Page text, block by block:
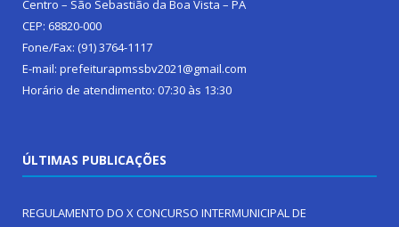
Centro – São Sebastião da Boa Vista – PA
CEP: 68820-000
Fone/Fax: (91) 3764-1117
E-mail: prefeiturapmssbv2021@gmail.com
Horário de atendimento: 07:30 às 13:30
ÚLTIMAS PUBLICAÇÕES
REGULAMENTO DO X CONCURSO INTERMUNICIPAL DE